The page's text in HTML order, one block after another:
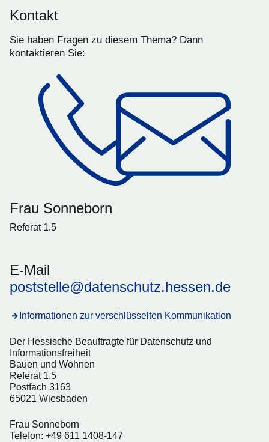
Kontakt
Sie haben Fragen zu diesem Thema? Dann
kontaktieren Sie:
Frau Sonneborn
Referat 1.5
E-Mail
poststelle@datenschutz.hessen.de
Informationen zur verschlüsselten Kommunikation
Der Hessische Beauftragte für Datenschutz und
Informationsfreiheit
Bauen und Wohnen
Referat 1.5
Postfach 3163
65021 Wiesbaden
Frau Sonneborn
Telefon: +49 611 1408-147